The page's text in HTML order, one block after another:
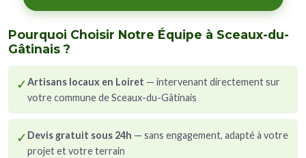
Pourquoi Choisir Notre Équipe à Sceaux-du-
Gâtinais ?
✓Artisans locaux en Loiret — intervenant directement sur
votre commune de Sceaux-du-Gâtinais
✓ Devis gratuit sous 24h — sans engagement, adapté à votre
projet et votre terrain